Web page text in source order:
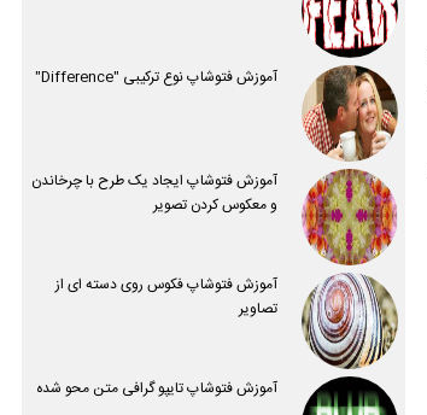
آموزش فتوشاپ نوع ترکیبی "Difference"
آموزش فتوشاپ ایجاد یک طرح با چرخاندن
و معکوس کردن تصویر
آموزش فتوشاپ فکوس روی دسته ای از
تصاویر
آموزش فتوشاپ تایپو گرافی متن محو شده